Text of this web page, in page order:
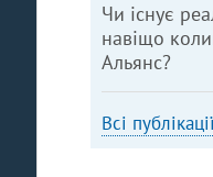
Чи існує
навіщо
Альянс?
Всі